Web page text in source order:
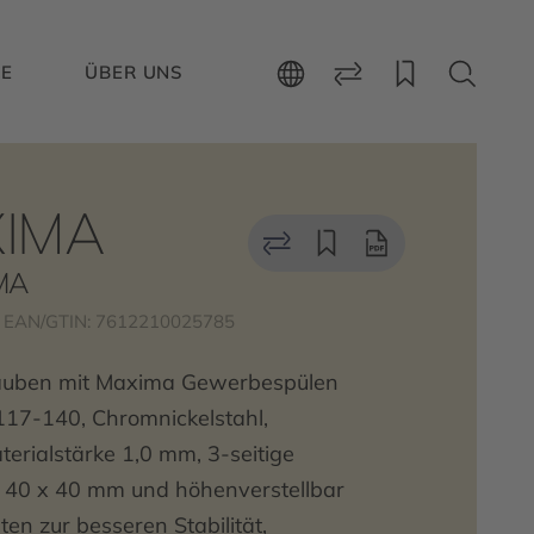
ÜBER UNS
EAN/GTIN: 7612210025785
mit Maxima Gewerbespülen
140, Chromnickelstahl,
1,0 mm, 3-seitige
40 x 40 mm und höhenverstellbar
zur besseren Stabilität,